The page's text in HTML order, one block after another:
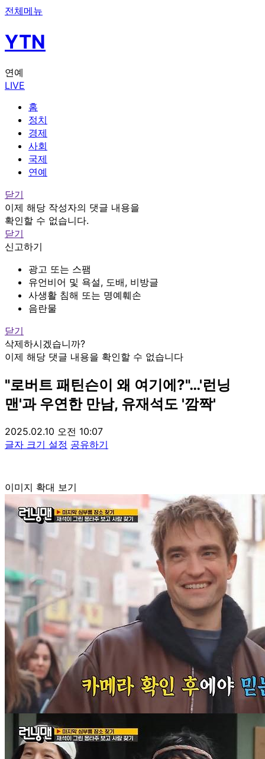
전체메뉴
YTN
연예
LIVE
홈
정치
경제
사회
국제
연예
닫기
이제 해당 작성자의 댓글 내용을
확인할 수 없습니다.
닫기
신고하기
광고 또는 스팸
유언비어 및 욕설, 도배, 비방글
사생활 침해 또는 명예훼손
음란물
닫기
삭제하시겠습니까?
이제 해당 댓글 내용을 확인할 수 없습니다
"로버트 패틴슨이 왜 여기에?"…'런닝
맨'과 우연한 만남, 유재석도 '깜짝'
2025.02.10 오전 10:07
글자 크기 설정 공유하기
이미지 확대 보기